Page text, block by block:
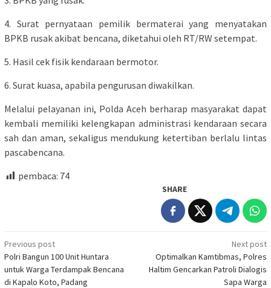
4. Surat pernyataan pemilik bermaterai yang menyatakan
BPKB rusak akibat bencana, diketahui oleh RT/RW setempat.
5. Hasil cek fisik kendaraan bermotor.
6. Surat kuasa, apabila pengurusan diwakilkan.
Melalui pelayanan ini, Polda Aceh berharap masyarakat dapat
kembali memiliki kelengkapan administrasi kendaraan secara
sah dan aman, sekaligus mendukung ketertiban berlalu lintas
pascabencana.
pembaca: 74
SHARE
Post
navigation
Previous post
Polri Bangun 100 Unit Huntara
untuk Warga Terdampak Bencana
di Kapalo Koto, Padang
Next post
Optimalkan Kamtibmas, Polres
Haltim Gencarkan Patroli Dialogis
Sapa Warga